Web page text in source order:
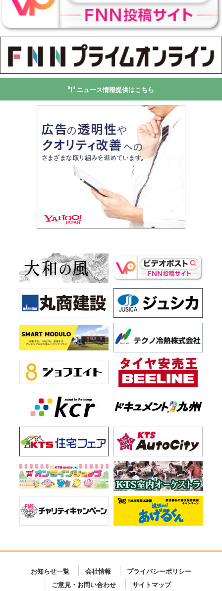
ニュース情報提供はこちら
お知らせ一覧 会社情報
プライバシーポリシー
ご意見・お問い合わせ
サイトマップ